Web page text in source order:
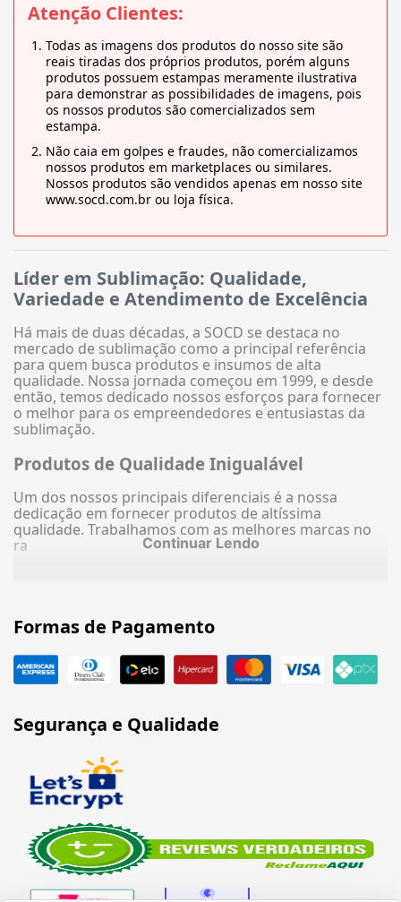
Atenção Clientes:
Todas as imagens dos produtos do nosso site são
reais tiradas dos próprios produtos, porém alguns
produtos possuem estampas meramente ilustrativa
para demonstrar as possibilidades de imagens, pois
os nossos produtos são comercializados sem
estampa.
Não caia em golpes e fraudes, não comercializamos
nossos produtos em marketplaces ou similares.
Nossos produtos são vendidos apenas em nosso site
www.socd.com.br ou loja física.
Líder em Sublimação: Qualidade,
Variedade e Atendimento de Excelência
Há mais de duas décadas, a SOCD se destaca no
mercado de sublimação como a principal referência
para quem busca produtos e insumos de alta
qualidade. Nossa jornada começou em 1999, e desde
então, temos dedicado nossos esforços para fornecer
o melhor para os empreendedores e entusiastas da
sublimação.
Produtos de Qualidade Inigualável
Um dos nossos principais diferenciais é a nossa
dedicação em fornecer produtos de altíssima
qualidade. Trabalhamos com as melhores marcas no
ra
Continuar Lendo
Formas de Pagamento
Segurança e Qualidade